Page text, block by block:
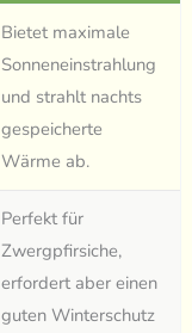
Bietet maximale
Sonneneinstrahlung
und strahlt nachts
gespeicherte
Wärme ab.
Perfekt für
Zwergpfirsiche,
erfordert aber einen
guten Winterschutz